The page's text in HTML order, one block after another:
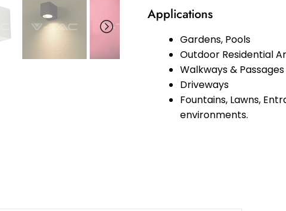
Applications
Gardens, Pools
Outdoor Residential
Walkways & Passages
Driveways
Fountains, Lawns,
environments.